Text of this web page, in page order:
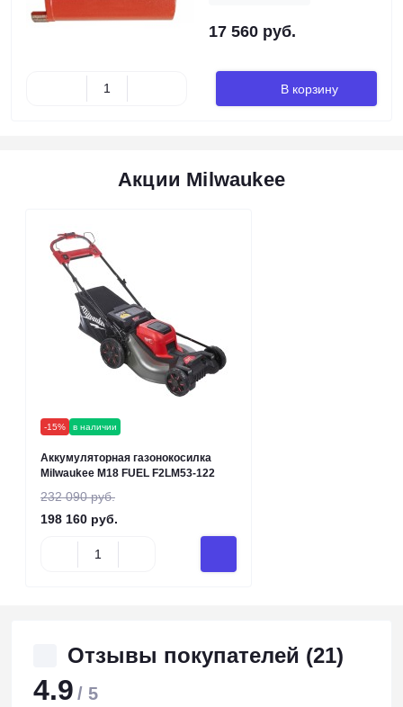
17 560 руб.
В корзину
Акции Milwaukee
-15% в наличии
Аккумуляторная газонокосилка
Milwaukee M18 FUEL F2LM53-122
232 090 руб.
198 160 руб.
Отзывы покупателей (21)
4.9 / 5